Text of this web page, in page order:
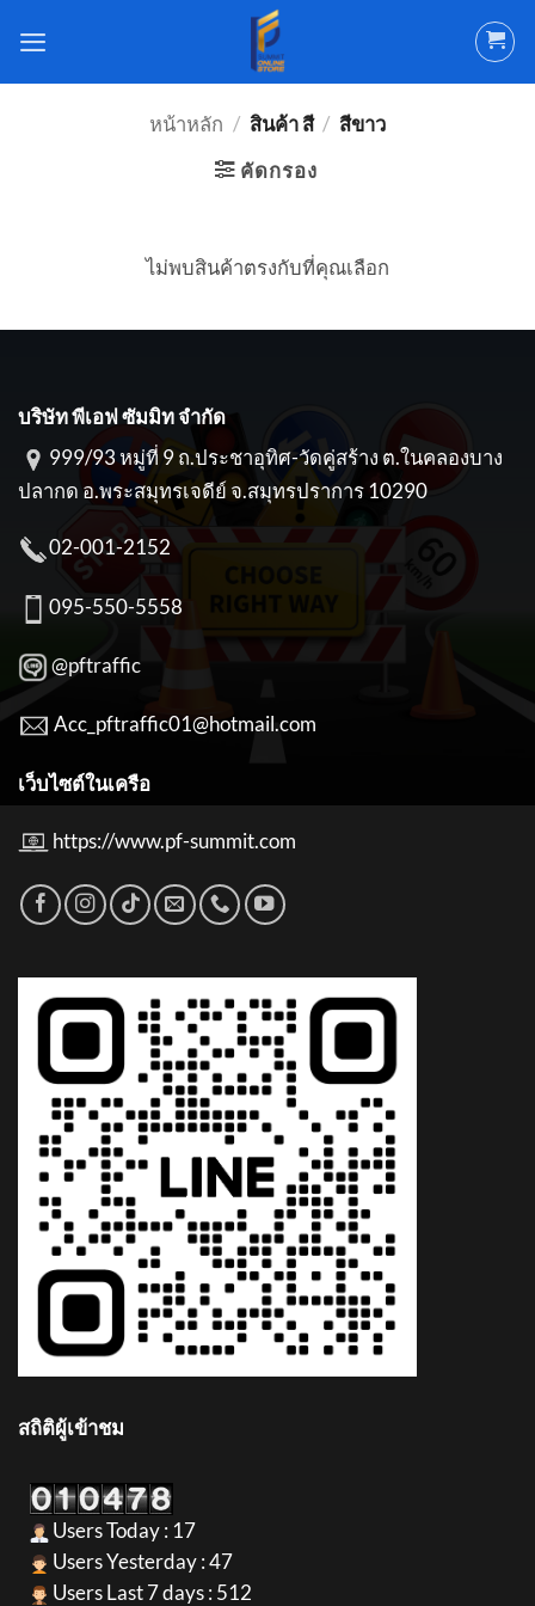
ไป
หน้าหลัก / สินค้า สี / สีขาว
คัดกรอง
ไม่พบสินค้าตรงกับที่คุณเลือก
บริษัท พีเอฟ ซัมมิท จำกัด
999/93 หมู่ที่ 9 ถ.ประชาอุทิศ-วัดคู่สร้าง ต.ในคลองบาง
ปลากด อ.พระสมุทรเจดีย์ จ.สมุทรปราการ 10290
02-001-2152
095-550-5558
@pftraffic
Acc_pftraffic01@hotmail.com
เว็บไซต์ในเครือ
https://www.pf-summit.com
สถิติผู้เข้าชม
Users Today : 17
Users Yesterday : 47
Users Last 7 days : 512